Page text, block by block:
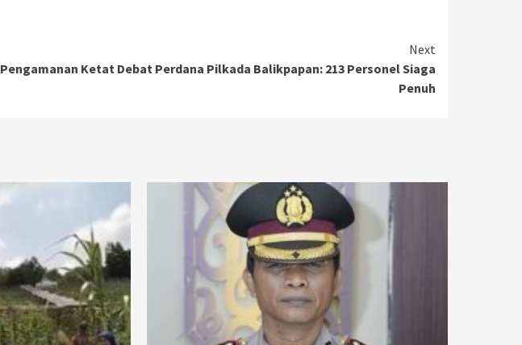
Next
Pengamanan Ketat Debat Perdana Pilkada Balikpapan: 213 Personel Siaga
Penuh